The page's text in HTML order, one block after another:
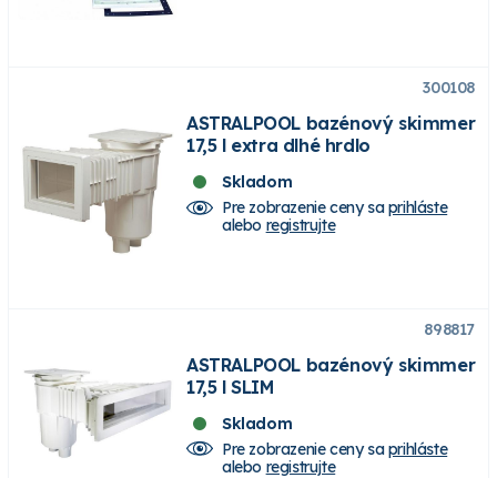
300108
ASTRALPOOL bazénový skimmer
17,5 l extra dlhé hrdlo
Skladom
Pre zobrazenie ceny saprihláste
alebo registrujte
898817
ASTRALPOOL bazénový skimmer
17,5 l SLIM
Skladom
Pre zobrazenie ceny saprihláste
alebo registrujte